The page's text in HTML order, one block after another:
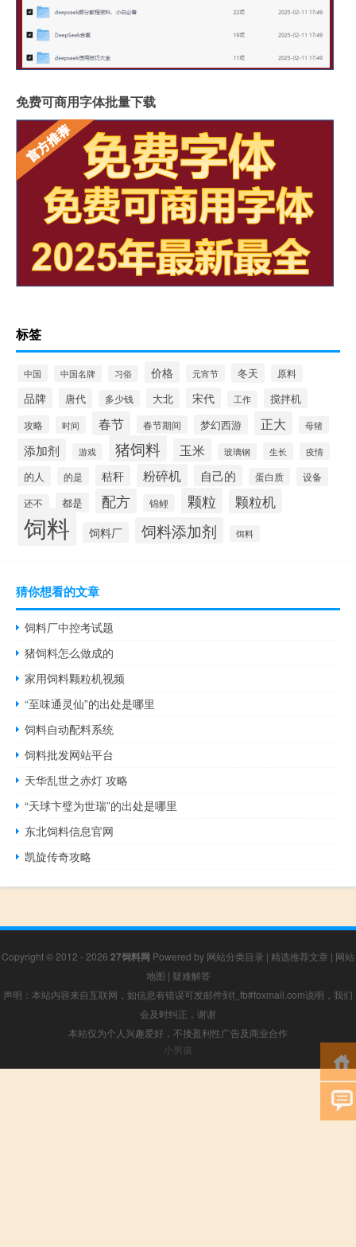
免费可商用字体批量下载
标签
中国 中国名牌 习俗 价格 元宵节 冬天 原料
品牌 唐代 多少钱 大北 宋代 工作 搅拌机
攻略 时间 春节 春节期间 梦幻西游 正大 母猪
添加剂 游戏 猪饲料 玉米 玻璃钢 生长 疫情
的人 的是 秸秆 粉碎机 自己的 蛋白质 设备
还不 都是 配方 锦鲤 颗粒 颗粒机
饲料 饲料厂 饲料添加剂 饵料
猜你想看的文章
饲料厂中控考试题
猪饲料怎么做成的
家用饲料颗粒机视频
“至味通灵仙”的出处是哪里
饲料自动配料系统
饲料批发网站平台
天华乱世之赤灯 攻略
“天球卞璧为世瑞”的出处是哪里
东北饲料信息官网
凯旋传奇攻略
Copyright © 2012 - 2026 27饲料网 Powered by 网站分类目录 | 精选推荐文章 | 网站
地图 | 疑难解答
声明：本站内容来自互联网，如信息有错误可发邮件到f_fb#foxmail.com说明，我们
会及时纠正，谢谢
本站仅为个人兴趣爱好，不接盈利性广告及商业合作
小男孩